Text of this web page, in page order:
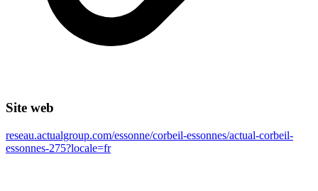
Site web
reseau.actualgroup.com/essonne/corbeil-essonnes/actual-corbeil-
essonnes-275?locale=fr